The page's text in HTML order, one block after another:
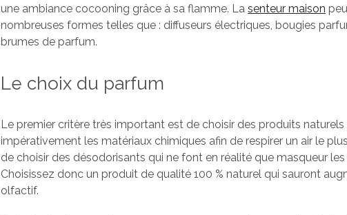
une ambiance cocooning grâce à sa flamme. Lasenteur maison
nombreuses formes telles que : diffuseurs électriques, bougies
brumes de parfum.
Le choix du parfum
Le premier critère très important est de choisir des produits
impérativement les matériaux chimiques afin de respirer un air le
de choisir des désodorisants qui ne font en réalité que masqueur
Choisissez donc un produit de qualité 100 % naturel qui sauront
olfactif.